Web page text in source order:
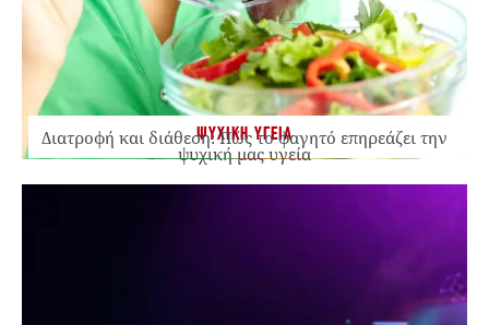
ΨΥΧΙΚΗ ΥΓΕΙΑ
Διατροφή και διάθεση: Πώς το φαγητό επηρεάζει την
ψυχική μας υγεία